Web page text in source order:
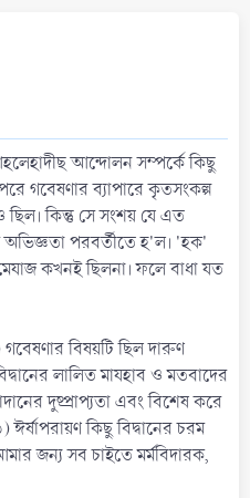
আন্দোলন সম্পর্কে কিছু
গবেষণার ব্যাপারে কৃতসংকল্প
ছিল। কিন্তু সে সংশয় যে এত
অভিজ্ঞতা পরবর্তীতে হ'ল। 'হক'
কখনই ছিলনা। ফলে বাধা যত
বিষয়টি ছিল দারুণ
লালিত মাযহাব ও মতবাদের
দুষ্প্রাপ্যতা এবং বিশেষ করে
কিছু বিদ্বানের চরম
জন্য সব চাইতে মর্মবিদারক,